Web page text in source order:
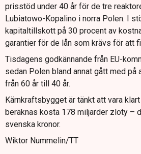
prisstöd under 40 år för de tre
Lubiatowo-Kopalino i norra Polen. I
kapitaltillskott på 30 procent av
garantier för de lån som krävs för att
Tisdagens godkännande från EU-
sedan Polen bland annat gått med
från 60 år till 40 år.
Kärnkraftsbygget är tänkt att vara
beräknas kosta 178 miljarder zloty –
svenska kronor.
Wiktor Nummelin/TT